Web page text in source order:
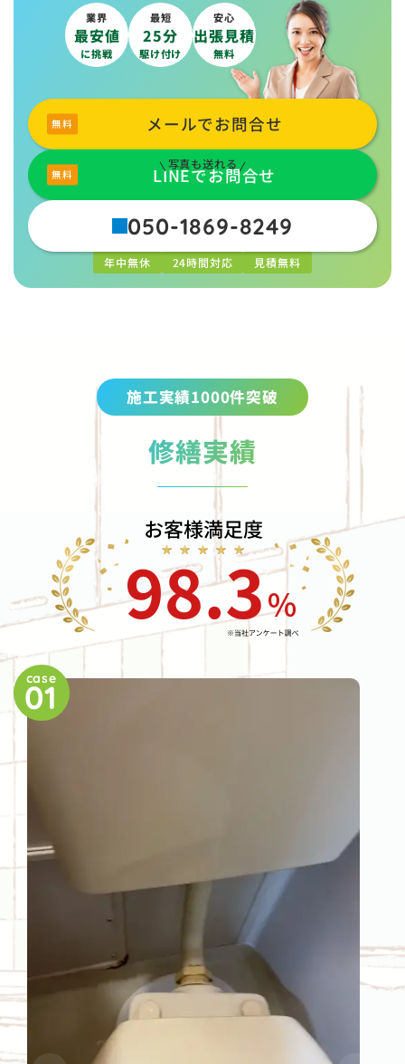
業界
最安値
に挑戦
最短
25分
駆け付け
安心
出張見積
無料
メールでお問合せ
写真も送れる
LINEでお問合せ
050-1869-8249
年中無休 24時間対応 見積無料
施工実績1000件突破
修繕実績
case
01